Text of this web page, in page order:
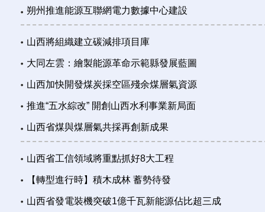
朔州推進能源互聯網電力數據中心建設
山西將組織建立碳減排項目庫
大同左雲：繪製能源革命示範縣發展藍圖
山西加快開發煤炭採空區殘余煤層氣資源
推進“五水綜改” 開創山西水利事業新局面
山西省煤與煤層氣共採再創新成果
山西省工信領域將重點抓好8大工程
【轉型進行時】積木成林 蓄勢待發
山西省發電裝機突破1億千瓦新能源佔比超三成